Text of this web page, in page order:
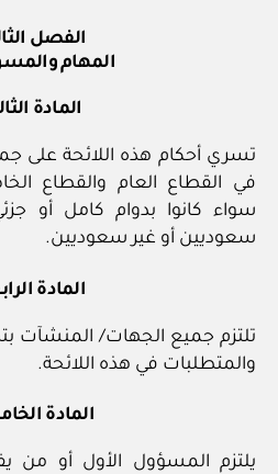
الفصل
المهام
المادة
تسري أحكام هذه اللائحة على
في القطاع العام والقطاع
سواء كانوا بدوام كامل أو
سعوديين أو غير سعوديين.
المادة
تلتزم جميع الجهات/ المنشآت
والمتطلبات في هذه اللائحة.
المادة
يلتزم المسؤول الأول أو من